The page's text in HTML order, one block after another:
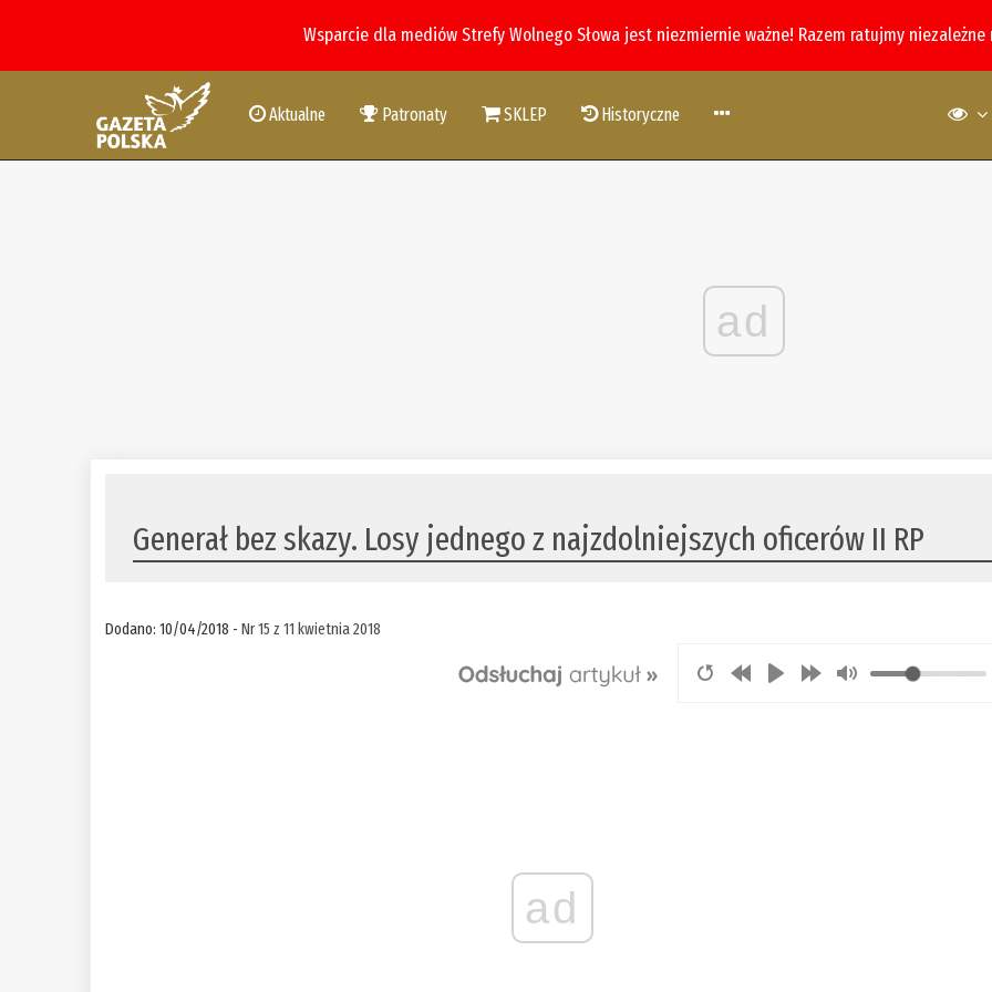
Wsparcie dla mediów Strefy Wolnego Słowa jest niezmiernie ważne! Razem ratujmy
Aktualne Patronaty SKLEP Historyczne
ad
Generał bez skazy. Losy jednego z najzdolniejszych oficerów II RP
Dodano: 10/04/2018 -Nr 15 z 11 kwietnia 2018
ad